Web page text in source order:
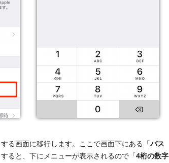
する画面に移行します。ここで画面下にある「パス
ると、下にメニューが表示されるので「4桁の数字